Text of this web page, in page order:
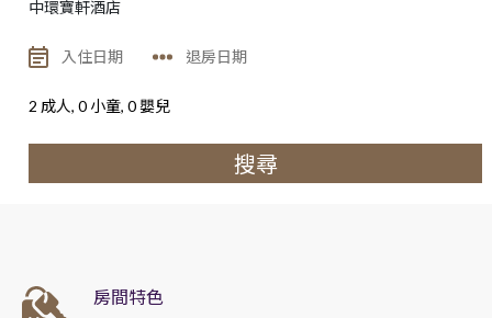
中環寶軒酒店
2 成人, 0 小童, 0嬰兒
搜尋
房間特色